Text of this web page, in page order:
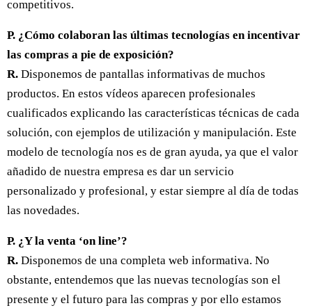
competitivos.
P. ¿Cómo colaboran las últimas tecnologías en incentivar
las compras a pie de exposición?
R. Disponemos de pantallas informativas de muchos
productos. En estos vídeos aparecen profesionales
cualificados explicando las características técnicas de cada
solución, con ejemplos de utilización y manipulación. Este
modelo de tecnología nos es de gran ayuda, ya que el valor
añadido de nuestra empresa es dar un servicio
personalizado y profesional, y estar siempre al día de todas
las novedades.
P. ¿Y la venta ‘on line’?
R. Disponemos de una completa web informativa. No
obstante, entendemos que las nuevas tecnologías son el
presente y el futuro para las compras y por ello estamos